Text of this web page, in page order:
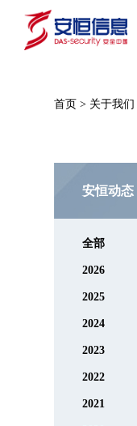
首页 > 关于我们
安恒动态
全部
2026
2025
2024
2023
2022
2021